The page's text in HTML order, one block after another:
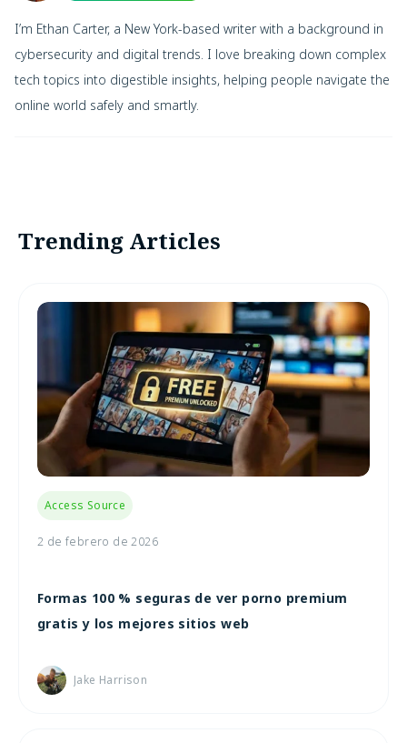
I’m Ethan Carter, a New York-based writer with a background in
cybersecurity and digital trends. I love breaking down complex
tech topics into digestible insights, helping people navigate the
online world safely and smartly.
Trending Articles
Access Source
2 de febrero de 2026
Formas 100 % seguras de ver porno premium
gratis y los mejores sitios web
Jake Harrison